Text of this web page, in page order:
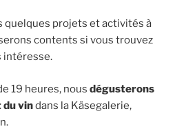
quelques projets et activités à
contents si vous trouvez
intéresse.
19 heures, nous dégusterons
du vindans la Käsegalerie,